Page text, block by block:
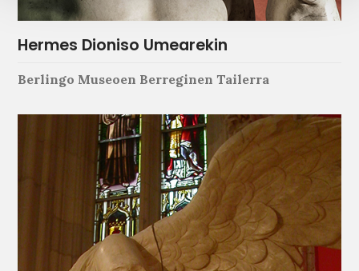
Hermes Dioniso Umearekin
Berlingo Museoen Berreginen Tailerra